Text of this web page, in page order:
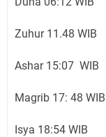
Zuhur 11.48 WIB
Ashar 15:07 WIB
Magrib 17: 48 WIB
Isya 18:54 WIB